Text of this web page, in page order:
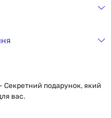
- Cекретний подарунок, який
вас.